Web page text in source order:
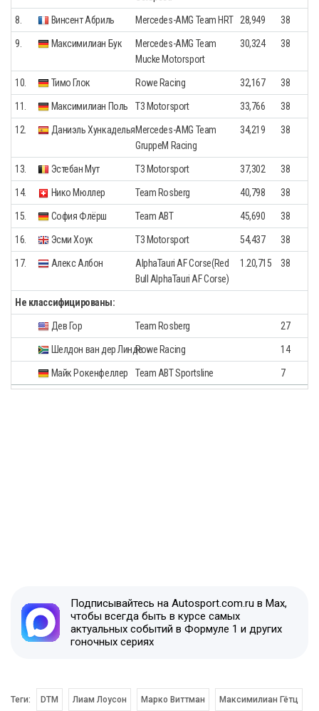
8. Винсент Абриль Mercedes-AMG Team HRT 28,949 38
9. Максимилиан Бук
Mercedes-AMG Team
Mucke Motorsport
30,324 38
10. Тимо Глок Rowe Racing 32,167 38
11. Максимилиан Поль T3 Motorsport 33,766 38
12. Даниэль ХункадельяMercedes-AMG Team
GruppeM Racing
34,219 38
13. Эстебан Мут T3 Motorsport 37,302 38
14. Нико Мюллер Team Rosberg 40,798 38
15. София Флёрш Team ABT 45,690 38
16. Эсми Хоук T3 Motorsport 54,437 38
17. Алекс Албон
AlphaTauri AF Corse(Red
Bull AlphaTauri AF Corse)
1.20,715 38
Не классифицированы:
Дев Гор Team Rosberg 27
Шелдон ван дер ЛиндеRowe Racing 14
Майк Рокенфеллер Team ABT Sportsline 7
Подписывайтесь на Autosport.com.ru в Max,
чтобы всегда быть в курсе самых
актуальных событий в Формуле 1 и других
гоночных сериях
Теги: DTM Лиам Лоусон Марко Виттман Максимилиан Гётц